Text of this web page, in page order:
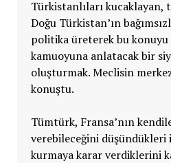
Türkistanlıları kucaklayan,
Doğu Türkistan’ın
politika üreterek bu konuyu
kamuoyuna anlatacak bir
oluşturmak. Meclisin
konuştu.
Tümtürk, Fransa’nın
verebileceğini düşündükleri
kurmaya karar verdiklerini